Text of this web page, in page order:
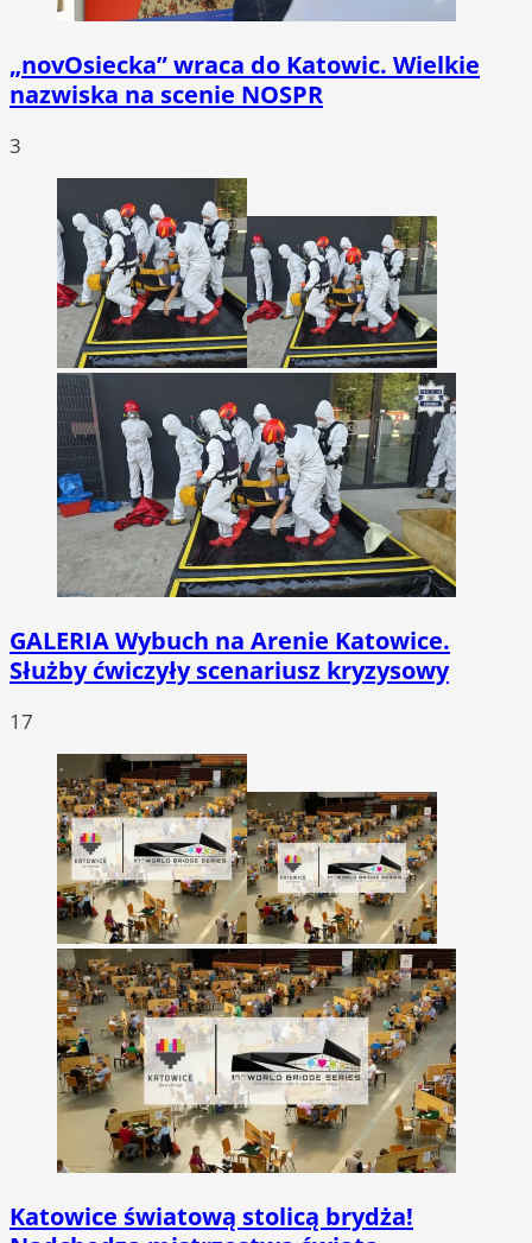
„novOsiecka” wraca do Katowic. Wielkie
nazwiska na scenie NOSPR
3
GALERIAWybuch na Arenie Katowice.
Służby ćwiczyły scenariusz kryzysowy
17
Katowice światową stolicą brydża!